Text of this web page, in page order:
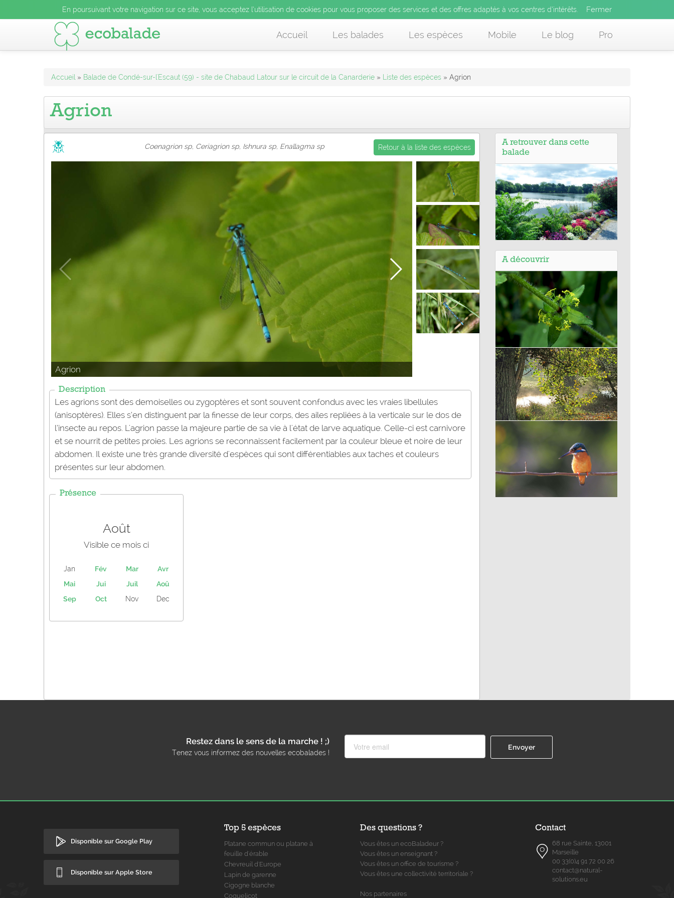
En poursuivant votre navigation sur ce site, vous acceptez l’utilisation de cookies pour vous proposer des services et des offres adaptés à vos centres d’intérêts. x
Accueil Les balades Les espèces Mobile Le blog Pro
En poursuivant votre navigation sur ce site, vous acceptez l’utilisation de cookies pour vous proposer des services et des offres adaptés à vos centres d’intérêts. Fermer
En poursuivant votre navigation sur ce site, vous acceptez l’utilisation de cookies pour vous proposer des services et des offres adaptés à vos centres d’intérêts.
Accueil » Balade de Condé-sur-l'Escaut (59) - site de Chabaud Latour sur le circuit de la Canarderie » Liste des espèces » Agrion
Agrion
Coenagrion sp, Ceriagrion sp, Ishnura sp, Enallagma sp Retour à la liste des espèces
Agrion
Description
Les agrions sont des demoiselles ou zygoptères et sont souvent confondus avec les vraies libellules
(anisoptères). Elles s’en distinguent par la finesse de leur corps, des ailes repliées à la verticale sur le dos de
l’insecte au repos. L'agrion passe la majeure partie de sa vie à l'état de larve aquatique. Celle-ci est carnivore
et se nourrit de petites proies. Les agrions se reconnaissent facilement par la couleur bleue et noire de leur
abdomen. Il existe une très grande diversité d'espèces qui sont différentiables aux taches et couleurs
présentes sur leur abdomen.
Présence
Août
Visible ce mois ci
Jan Fév Mar
Avr
Mai
Jui Juil
Aoû
Sep
Oct Nov Dec
A retrouver dans cette
balade
des étangs
A découvrir
Croisette commune, gaillet
croisette
Peuplier
Restez dans le sens de la marche ! ;)
Tenez vous informez des nouvelles ecobalades !
Disponible sur Google Play
Disponible sur Apple Store
Top 5 espèces
Platane commun ou platane à
feuille d'érable
Chevreuil d'Europe
Lapin de garenne
Cigogne blanche
Coquelicot
Des questions ?
Vous êtes un ecoBaladeur ?
Vous êtes un enseignant ?
Vous êtes un office de tourisme ?
Vous êtes une collectivité territoriale ?
Nos partenaires
Contact
68 rue Sainte, 13001
Marseille
00 33(0)4 91 72 00 26
contact@natural-
solutions.eu